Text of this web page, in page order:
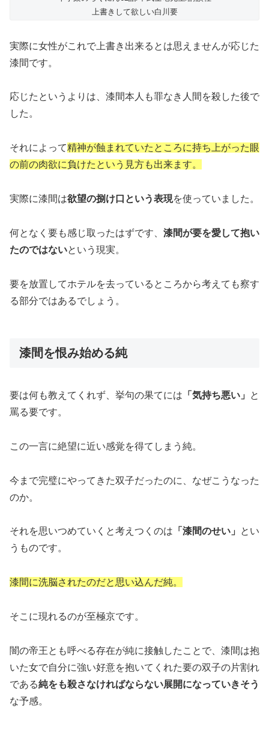
上書きして欲しい白川要
実際に女性がこれで上書き出来るとは思えませんが応じた
漆間です。
応じたというよりは、漆間本人も罪なき人間を殺した後で
した。
それによって精神が蝕まれていたところに持ち上がった眼
の前の肉欲に負けたという見方も出来ます。
実際に漆間は欲望の捌け口という表現を使っていました。
何となく要も感じ取ったはずです、 漆間が要を愛して抱い
たのではないという現実。
要を放置してホテルを去っているところから考えても察す
る部分ではあるでしょう。
漆間を恨み始める純
要は何も教えてくれず、挙句の果てには 「気持ち悪い」
と
罵る要です。
この一言に絶望に近い感覚を得てしまう純。
今まで完璧にやってきた双子だったのに、なぜこうなった
のか。
それを思いつめていくと考えつくのは 「漆間のせい」
とい
うものです。
漆間に洗脳されたのだと思い込んだ純。
そこに現れるのが至極京です。
闇の帝王とも呼べる存在が純に接触したことで、漆間は抱
いた女で自分に強い好意を抱いてくれた要の双子の片割れ
である純をも殺さなければならない展開になっていきそう
な予感。